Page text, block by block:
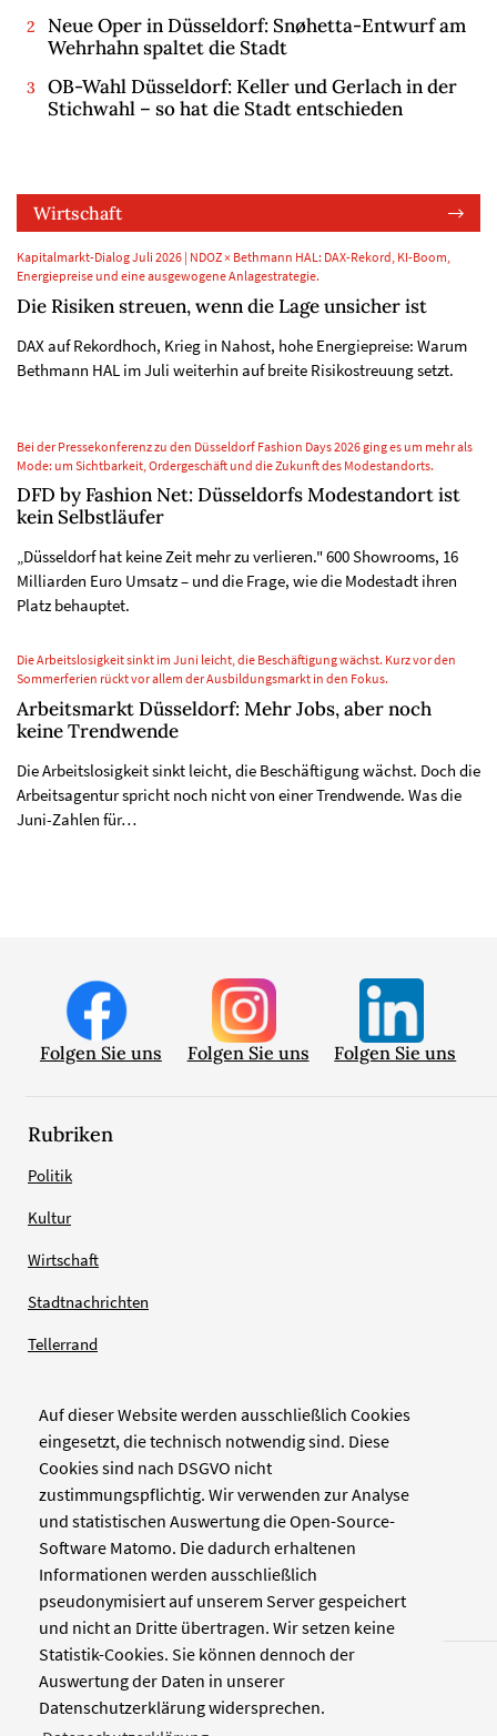
Auf dieser Website werden ausschließlich Cookies
eingesetzt, die technisch notwendig sind. Diese
Cookies sind nach DSGVO nicht
zustimmungspflichtig. Wir verwenden zur Analyse
und statistischen Auswertung die Open-Source-
Software Matomo. Die dadurch erhaltenen
Informationen werden ausschließlich
pseudonymisiert auf unserem Server gespeichert
und nicht an Dritte übertragen. Wir setzen keine
Statistik-Cookies. Sie können dennoch der
Auswertung der Daten in unserer
Datenschutzerklärung widersprechen.
Neue Oper in Düsseldorf: Snøhetta-Entwurf am
Wehrhahn spaltet die Stadt
OB-Wahl Düsseldorf: Keller und Gerlach in der
Stichwahl – so hat die Stadt entschieden
Wirtschaft
Kapitalmarkt-Dialog Juli 2026 | NDOZ × Bethmann HAL: DAX-Rekord, KI-Boom,
Energiepreise und eine ausgewogene Anlagestrategie.
Die Risiken streuen, wenn die Lage unsicher ist
DAX auf Rekordhoch, Krieg in Nahost, hohe Energiepreise: Warum
Bethmann HAL im Juli weiterhin auf breite Risikostreuung setzt.
Bei der Pressekonferenz zu den Düsseldorf Fashion Days 2026 ging es um mehr als
Mode: um Sichtbarkeit, Ordergeschäft und die Zukunft des Modestandorts.
DFD by Fashion Net: Düsseldorfs Modestandort ist
kein Selbstläufer
„Düsseldorf hat keine Zeit mehr zu verlieren." 600 Showrooms, 16
Milliarden Euro Umsatz – und die Frage, wie die Modestadt ihren
Platz behauptet.
Die Arbeitslosigkeit sinkt im Juni leicht, die Beschäftigung wächst. Kurz vor den
Sommerferien rückt vor allem der Ausbildungsmarkt in den Fokus.
Arbeitsmarkt Düsseldorf: Mehr Jobs, aber noch
keine Trendwende
Die Arbeitslosigkeit sinkt leicht, die Beschäftigung wächst. Doch die
Arbeitsagentur spricht noch nicht von einer Trendwende. Was die
Juni-Zahlen für…
Folgen Sie uns Folgen Sie uns Folgen Sie uns
Rubriken
Politik
Kultur
Wirtschaft
Stadtnachrichten
Tellerrand
Verlag
Pinienstraße 2
40233 Düsseldorf
www.zellwerk.com